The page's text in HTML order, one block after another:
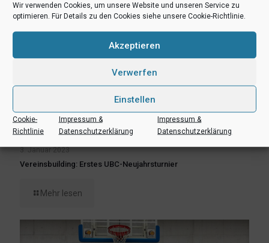
Wir verwenden Cookies, um unsere Website und unseren Service zu
optimieren. Für Details zu den Cookies siehe unsere Cookie-Richtlinie.
Akzeptieren
Verwerfen
Einstellen
Cookie-
Richtlinie
Impressum &
Datenschutzerklärung
Impressum &
Datenschutzerklärung
3. Januar 2023
Vereinsbuilding: Erstes UBC-Neujahrsturnier
Mehr lesen